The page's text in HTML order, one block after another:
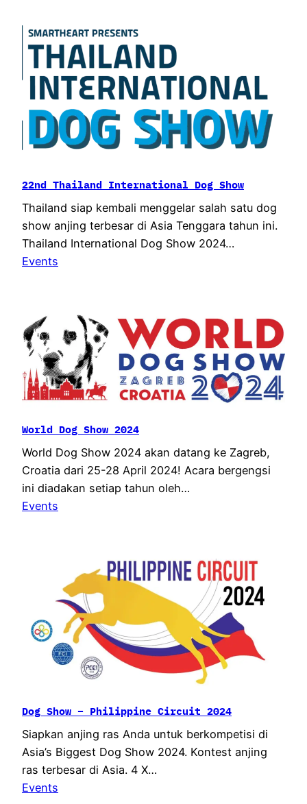
22nd Thailand International Dog Show
Thailand siap kembali menggelar salah satu dog
show anjing terbesar di Asia Tenggara tahun ini.
Thailand International Dog Show 2024…
Events
World Dog Show 2024
World Dog Show 2024 akan datang ke Zagreb,
Croatia dari 25-28 April 2024! Acara bergengsi
ini diadakan setiap tahun oleh…
Events
Dog Show – Philippine Circuit 2024
Siapkan anjing ras Anda untuk berkompetisi di
Asia’s Biggest Dog Show 2024. Kontest anjing
ras terbesar di Asia. 4 X…
Events